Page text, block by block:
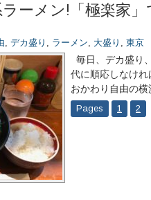
ラーメン!「極楽家
, デカ盛り , ラーメン, 大盛り , 東京
毎日、デカ盛り
代に順応しなけ
おかわり自由の
Pages 1 2